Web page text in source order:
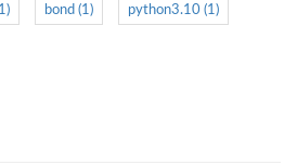
bond (1) python3.10 (1)